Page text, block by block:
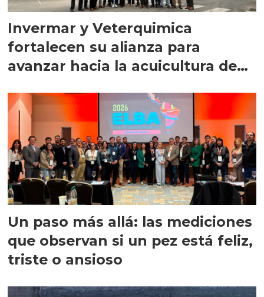
Invermar y Veterquimica
fortalecen su alianza para
avanzar hacia la acuicultura de
Un paso más allá: las mediciones
que observan si un pez está feliz,
triste o ansioso